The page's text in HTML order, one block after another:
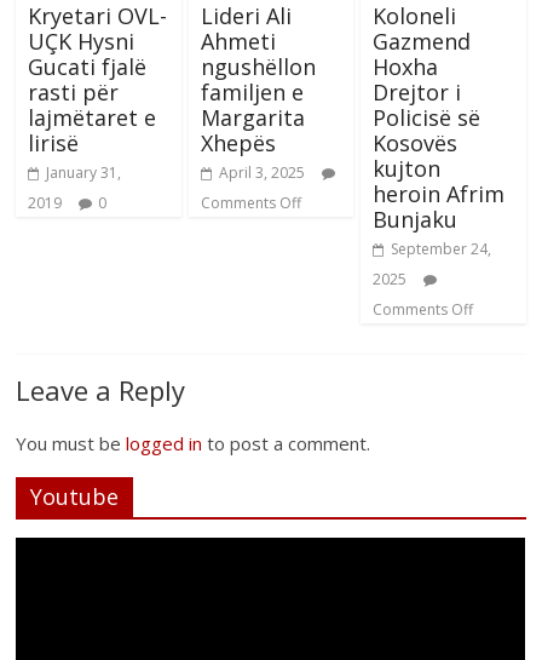
Kryetari OVL-
UÇK Hysni
Gucati fjalë
rasti për
lajmëtaret e
lirisë
January 31,
2019
0
Lideri Ali
Ahmeti
ngushëllon
familjen e
Margarita
Xhepës
April 3, 2025
Comments Off
Koloneli
Gazmend
Hoxha
Drejtor i
Policisë së
Kosovës
kujton
heroin Afrim
Bunjaku
September 24,
2025
Comments Off
Leave a Reply
You must belogged in to post a comment.
Youtube